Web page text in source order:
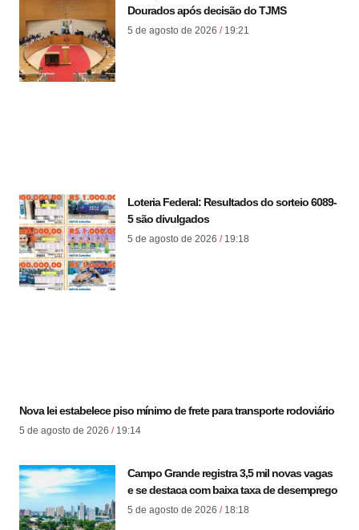
Dourados após decisão do TJMS
5 de agosto de 2026 19:21
Loteria Federal: Resultados do sorteio 6089-
5 são divulgados
5 de agosto de 2026 19:18
Nova lei estabelece piso mínimo de frete para transporte rodoviário
5 de agosto de 2026 19:14
Campo Grande registra 3,5 mil novas vagas
e se destaca com baixa taxa de desemprego
5 de agosto de 2026 18:18